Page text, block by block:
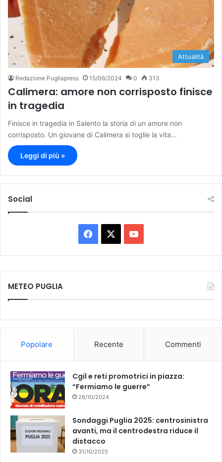
Attualità
Redazione Pugliapress 15/06/2024 0 313
Calimera: amore non corrisposto finisce
in tragedia
Finisce in tragedia in Salento la storia di un amore non
corrisposto. Un giovane di Calimera si toglie la vita…
Leggi di più »
Social
a
c
k
o
u
METEO PUGLIA
Popolare Recente Commenti
Cgil e reti promotrici in piazza:
“Fermiamo le guerre”
26/10/2024
Sondaggi Puglia 2025: centrosinistra
avanti, ma il centrodestra riduce il
distacco
31/10/2025